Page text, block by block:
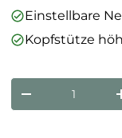
Einstellbare
Kopfstütze
Menge